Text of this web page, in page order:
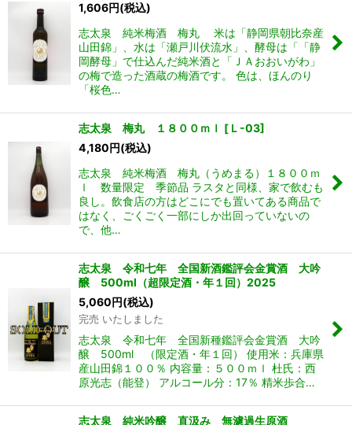
1,606円(税込)
志太泉 純米梅酒 梅丸 米は「静岡県朝比奈産
山田錦」、水は「瀬戸川伏流水」、酵母は「「静
岡酵母」で仕込んだ純米酒と「ＪＡおおいがわ」
の梅で造った酒蔵の梅酒です。 色は、ほんのり
「桜色…
志太泉 梅丸 １８００ｍｌ [ Ｌ-03]
4,180円(税込)
志太泉 純米梅酒 梅丸（うめまる）１８００ｍ
ｌ 数量限定 季節品 ラスタと同様、家で飲むも
良し。飲食店の方はどこにでも置いてある商品で
はなく、ごくごく一部にしか出回っていないの
で、他…
志太泉 令和七年 全国新酒鑑評会金賞酒 大吟
醸 500ml（超限定酒・年１回）2025
5,060円(税込)
完売 いたしました
志太泉 令和七年 全国新種鑑評会金賞酒 大吟
醸 500ml （限定酒・年１回） 使用米：兵庫県
産山田錦１００％ 内容量：５００ｍｌ 杜氏：西
原光志（能登） アルコール分：17％ 精米歩合…
志太泉 純米吟醸 直汲み 無濾過生原酒